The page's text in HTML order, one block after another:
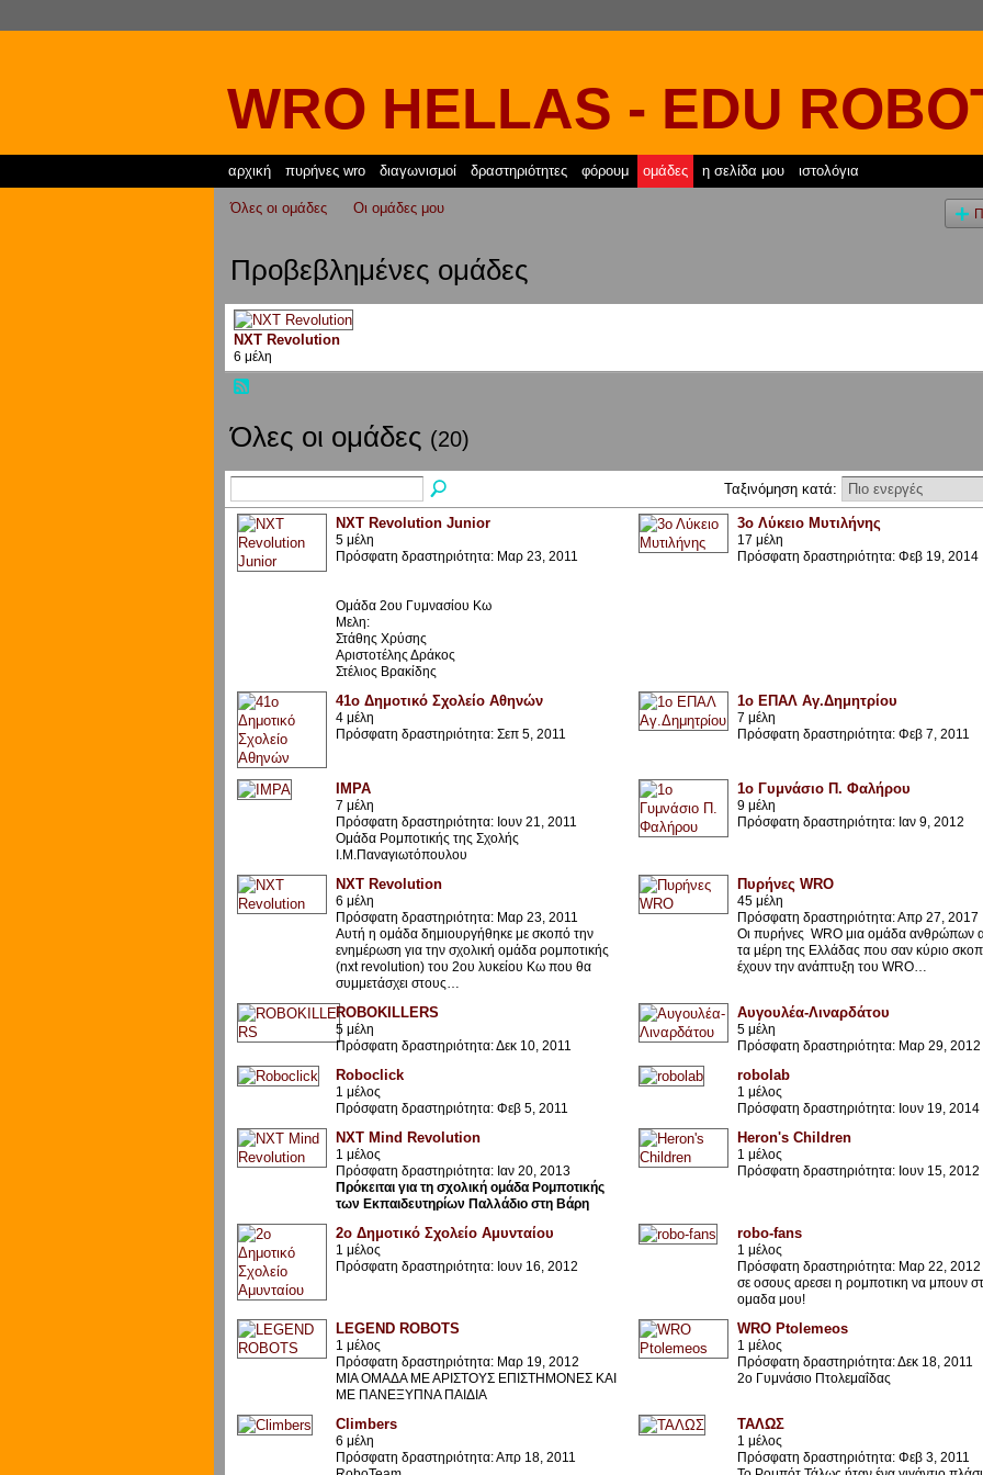
WRO HELLAS - EDU
αρχική πυρήνες wro διαγωνισμοί δραστηριότητες φόρουμ ομάδες η σελίδα μου ιστολόγια
Όλες οι ομάδες Οι ομάδες μου
Προβεβλημένες ομάδες
NXT Revolution
6 μέλη
Όλες οι ομάδες (20)
Ταξινόμηση κατά:
NXT Revolution Junior
5 μέλη
Πρόσφατη δραστηριότητα: Μαρ 23, 2011
Ομάδα 2ου Γυμνασίου Κω
Μελη:
Στάθης Χρύσης
Αριστοτέλης Δράκος
Στέλιος Βρακίδης
3ο Λύκειο Μυτιλήνης
17 μέλη
Πρόσφατη δραστηριότητα: Φεβ 19, 2014
41ο Δημοτικό Σχολείο Αθηνών
4 μέλη
Πρόσφατη δραστηριότητα: Σεπ 5, 2011
1ο ΕΠΑΛ Αγ.Δημητρίου
7 μέλη
Πρόσφατη δραστηριότητα: Φεβ 7, 2011
IMPA
7 μέλη
Πρόσφατη δραστηριότητα: Ιουν 21, 2011
Ομάδα Ρομποτικής της Σχολής
Ι.Μ.Παναγιωτόπουλου
1ο Γυμνάσιο Π. Φαλήρου
9 μέλη
Πρόσφατη δραστηριότητα: Ιαν 9, 2012
NXT Revolution
6 μέλη
Πρόσφατη δραστηριότητα: Μαρ 23, 2011
Αυτή η ομάδα δημιουργήθηκε με σκοπό την
ενημέρωση για την σχολική ομάδα ρομποτικής
(nxt revolution) του 2ου λυκείου Κω που θα
συμμετάσχει στους…
Πυρήνες WRO
45 μέλη
Πρόσφατη δραστηριότητα: Απρ 27, 2017
Οι πυρήνες WRO μια ομάδα ανθρώπων
τα μέρη της Ελλάδας που σαν κύριο
έχουν την ανάπτυξη του WRO…
ROBOKILLERS
5 μέλη
Πρόσφατη δραστηριότητα: Δεκ 10, 2011
Αυγουλέα-Λιναρδάτου
5 μέλη
Πρόσφατη δραστηριότητα: Μαρ 29, 2012
Roboclick
1 μέλος
Πρόσφατη δραστηριότητα: Φεβ 5, 2011
robolab
1 μέλος
Πρόσφατη δραστηριότητα: Ιουν 19, 2014
NXT Mind Revolution
1 μέλος
Πρόσφατη δραστηριότητα: Ιαν 20, 2013
Πρόκειται για τη σχολική ομάδα Ρομποτικής
των Εκπαιδευτηρίων Παλλάδιο στη Βάρη
Heron's Children
1 μέλος
Πρόσφατη δραστηριότητα: Ιουν 15, 2012
2ο Δημοτικό Σχολείο Αμυνταίου
1 μέλος
Πρόσφατη δραστηριότητα: Ιουν 16, 2012
robo-fans
1 μέλος
Πρόσφατη δραστηριότητα: Μαρ 22, 2012
σε οσους αρεσει η ρομποτικη να μπουν
ομαδα μου!
LEGEND ROBOTS
1 μέλος
Πρόσφατη δραστηριότητα: Μαρ 19, 2012
ΜΙΑ ΟΜΑΔΑ ΜΕ ΑΡΙΣΤΟΥΣ ΕΠΙΣΤΗΜΟΝΕΣ ΚΑΙ
ΜΕ ΠΑΝΕΞΥΠΝΑ ΠΑΙΔΙΑ
WRO Ptolemeos
1 μέλος
Πρόσφατη δραστηριότητα: Δεκ 18, 2011
2ο Γυμνάσιο Πτολεμαΐδας
Climbers
6 μέλη
Πρόσφατη δραστηριότητα: Απρ 18, 2011
ΤΑΛΩΣ
1 μέλος
Πρόσφατη δραστηριότητα: Φεβ 3, 2011